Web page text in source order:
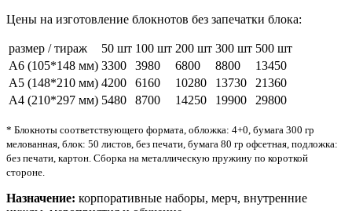
Цены на изготовление блокнотов без запечатки блока:
размер / тираж 50 шт 100 шт 200 шт 300 шт 500 шт
А6 (105*148 мм) 3300 3980 6800 8800
13450
А5 (148*210 мм) 4200 6160 10280 13730
21360
А4 (210*297 мм) 5480 8700 14250 19900 29800
* Блокноты соответствующего формата, обложка: 4+0, бумага 300 гр
мелованная, блок: 50 листов, без печати, бумага 80 гр офсетная, подложка:
без печати, картон. Сборка на металлическую пружину по короткой
стороне.
Назначение: корпоративные наборы, мерч, внутренние